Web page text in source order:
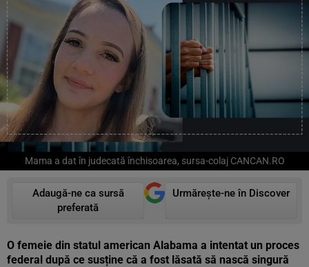
Mama a dat în judecată închisoarea, sursa-colaj CANCAN.RO
Adaugă-ne ca sursă
preferată
Urmărește-ne în Discover
O femeie din statul american Alabama a intentat un proces
federal după ce susține că a fost lăsată să nască singură